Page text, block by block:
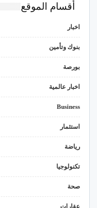
أقسام الموقع
اخبار
بنوك وتأمين
بورصة
اخبار عالمية
Business
استثمار
رياضة
تكنولوجيا
صحة
عقارات